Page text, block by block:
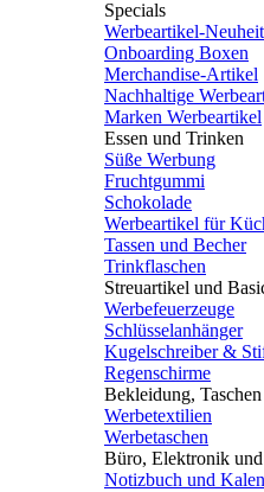
Specials
Werbeartikel-
Onboarding Boxen
Merchandise-Artikel
Nachhaltige
Marken Werbeartikel
Essen und Trinken
Süße Werbung
Fruchtgummi
Schokolade
Werbeartikel für
Tassen und Becher
Trinkflaschen
Streuartikel und
Werbefeuerzeuge
Schlüsselanhänger
Kugelschreiber &
Regenschirme
Bekleidung,
Werbetextilien
Werbetaschen
Büro, Elektronik
Notizbuch und